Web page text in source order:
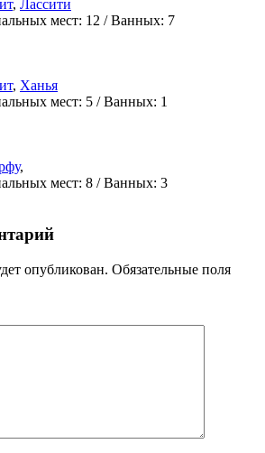
, Лассити
мест: 12 /Ванных: 7
, Ханья
мест: 5 /Ванных: 1
,
мест: 8 /Ванных: 3
опубликован. Обязательные поля